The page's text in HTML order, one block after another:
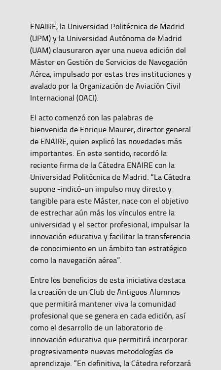
ENAIRE, la Universidad Politécnica de Madrid
(UPM) y la Universidad Autónoma de Madrid
(UAM) clausuraron ayer una nueva edición del
Máster en Gestión de Servicios de Navegación
Aérea, impulsado por estas tres instituciones y
avalado por la Organización de Aviación Civil
Internacional (OACI).
El acto comenzó con las palabras de
bienvenida de Enrique Maurer, director general
de ENAIRE, quien explicó las novedades más
importantes. En este sentido, recordó la
reciente firma de la Cátedra ENAIRE con la
Universidad Politécnica de Madrid. “La Cátedra
supone -indicó-un impulso muy directo y
tangible para este Máster, nace con el objetivo
de estrechar aún más los vínculos entre la
universidad y el sector profesional, impulsar la
innovación educativa y facilitar la transferencia
de conocimiento en un ámbito tan estratégico
como la navegación aérea”.
Entre los beneficios de esta iniciativa destaca
la creación de un Club de Antiguos Alumnos
que permitirá mantener viva la comunidad
profesional que se genera en cada edición, así
como el desarrollo de un laboratorio de
innovación educativa que permitirá incorporar
progresivamente nuevas metodologías de
aprendizaje. “En definitiva, la Cátedra reforzará